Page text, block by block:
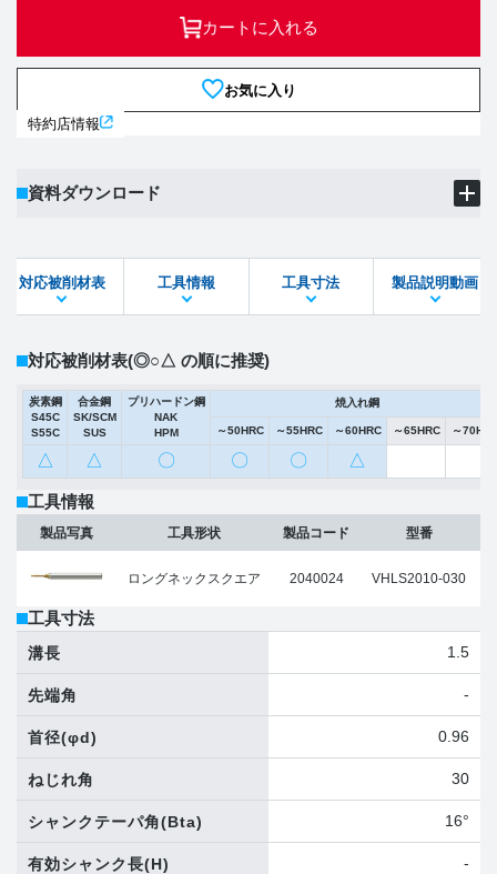
カートに入れる
お気に入り
特約店情報
資料ダウンロード
STEPファイル DXFファイル
対応被削材表 工具情報 工具寸法 製品説明動画
対応被削材表(◎○△ の順に推奨)
炭素鋼
S45C
S55C
合金鋼
SK/SCM
SUS
プリハードン鋼
NAK
HPM
焼入れ鋼
～50HRC ～55HRC ～60HRC ～65HRC ～
△ △ 〇 〇 〇 △
工具情報
製品写真 工具形状
ロングネックスクエア
製品コード
2040024
型番
VHLS2010-030
工具寸法
溝長 1.5
先端角 -
首径(φd) 0.96
ねじれ角 30
シャンクテーパ角(Bta) 16°
有効シャンク長(H) -